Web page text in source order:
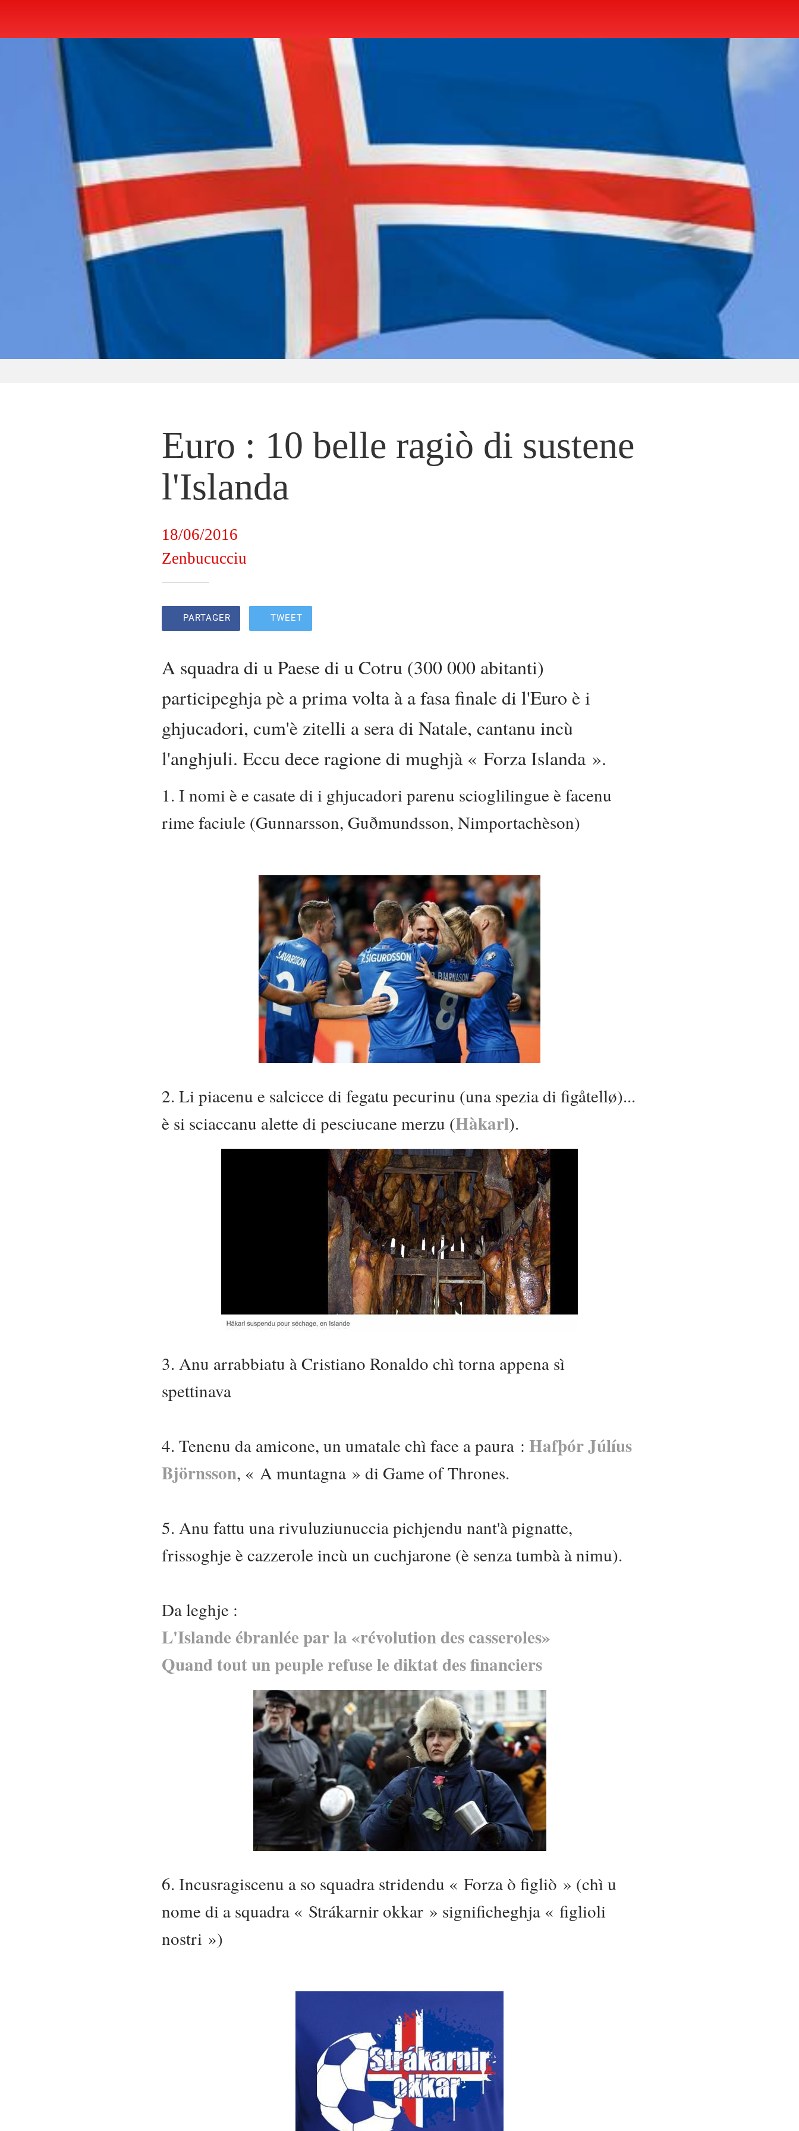
Euro : 10 belle ragiò di sustene
l'Islanda
18/06/2016
Zenbucucciu
PARTAGER TWEET
A squadra di u Paese di u Cotru (300 000 abitanti)
participeghja pè a prima volta à a fasa finale di l'Euro è i
ghjucadori, cum'è zitelli a sera di Natale, cantanu incù
l'anghjuli. Eccu dece ragione di mughjà « Forza Islanda ».
1. I nomi è e casate di i ghjucadori parenu scioglilingue è facenu
rime faciule (Gunnarsson, Guðmundsson, Nimportachèson)
2. Li piacenu e salcicce di fegatu pecurinu (una spezia di figåtellø)...
è si sciaccanu alette di pesciucane merzu (Hàkarl).
3. Anu arrabbiatu à Cristiano Ronaldo chì torna appena sì
spettinava
4. Tenenu da amicone, un umatale chì face a paura : Hafþór Júlíus
Björnsson, « A muntagna » di Game of Thrones.
5. Anu fattu una rivuluziunuccia pichjendu nant'à pignatte,
frissoghje è cazzerole incù un cuchjarone (è senza tumbà à nimu).
Da leghje :
L'Islande ébranlée par la «révolution des casseroles»
Quand tout un peuple refuse le diktat des financiers
6. Incusragiscenu a so squadra stridendu « Forza ò figliò » (chì u
nome di a squadra « Strákarnir okkar » significheghja « figlioli
nostri »)